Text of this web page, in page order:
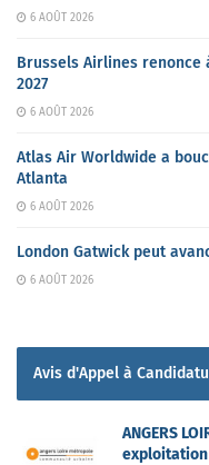
6 AOÛT 2026
Brussels Airlines
2027
6 AOÛT 2026
Atlas Air Worldwide a
Atlanta
6 AOÛT 2026
London Gatwick peut
6 AOÛT 2026
Avis d'Appel à
ANGERS
exploitation